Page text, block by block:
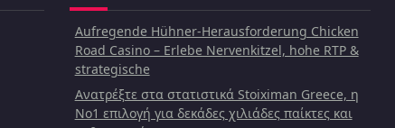
Aufregende Hühner-Herausforderung Chicken
Road Casino – Erlebe Nervenkitzel, hohe RTP &
strategische
Ανατρέξτε στα στατιστικά Stoiximan Greece, η
Νο1 επιλογή για δεκάδες χιλιάδες παίκτες και